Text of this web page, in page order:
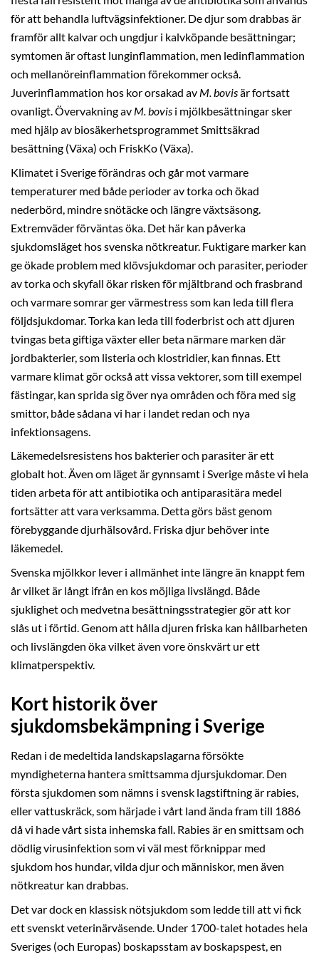
för att behandla luftvägsinfektioner. De djur som drabbas är
framför allt kalvar och ungdjur i kalvköpande besättningar;
symtomen är oftast lunginflammation, men ledinflammation
och mellanöreinflammation förekommer också.
Juverinflammation hos kor orsakad av M. bovisär fortsatt
ovanligt. Övervakning av M. bovis i mjölkbesättningar sker
med hjälp av biosäkerhetsprogrammet Smittsäkrad
besättning (Växa) och FriskKo (Växa).
Klimatet i Sverige förändras och går mot varmare
temperaturer med både perioder av torka och ökad
nederbörd, mindre snötäcke och längre växtsäsong.
Extremväder förväntas öka. Det här kan påverka
sjukdomsläget hos svenska nötkreatur. Fuktigare marker kan
ge ökade problem med klövsjukdomar och parasiter, perioder
av torka och skyfall ökar risken för mjältbrand och frasbrand
och varmare somrar ger värmestress som kan leda till flera
följdsjukdomar. Torka kan leda till foderbrist och att djuren
tvingas beta giftiga växter eller beta närmare marken där
jordbakterier, som listeria och klostridier, kan finnas. Ett
varmare klimat gör också att vissa vektorer, som till exempel
fästingar, kan sprida sig över nya områden och föra med sig
smittor, både sådana vi har i landet redan och nya
infektionsagens.
Läkemedelsresistens hos bakterier och parasiter är ett
globalt hot. Även om läget är gynnsamt i Sverige måste vi hela
tiden arbeta för att antibiotika och antiparasitära medel
fortsätter att vara verksamma. Detta görs bäst genom
förebyggande djurhälsovård. Friska djur behöver inte
läkemedel.
Svenska mjölkkor lever i allmänhet inte längre än knappt fem
år vilket är långt ifrån en kos möjliga livslängd. Både
sjuklighet och medvetna besättningsstrategier gör att kor
slås ut i förtid. Genom att hålla djuren friska kan hållbarheten
och livslängden öka vilket även vore önskvärt ur ett
klimatperspektiv.
Kort historik över
sjukdomsbekämpning i Sverige
Redan i de medeltida landskapslagarna försökte
myndigheterna hantera smittsamma djursjukdomar. Den
första sjukdomen som nämns i svensk lagstiftning är rabies,
eller vattuskräck, som härjade i vårt land ända fram till 1886
då vi hade vårt sista inhemska fall. Rabies är en smittsam och
dödlig virusinfektion som vi väl mest förknippar med
sjukdom hos hundar, vilda djur och människor, men även
nötkreatur kan drabbas.
Det var dock en klassisk nötsjukdom som ledde till att vi fick
ett svenskt veterinärväsende. Under 1700-talet hotades hela
Sveriges (och Europas) boskapsstam av boskapspest, en